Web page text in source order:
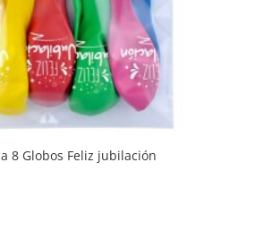
8 Globos Feliz jubilación